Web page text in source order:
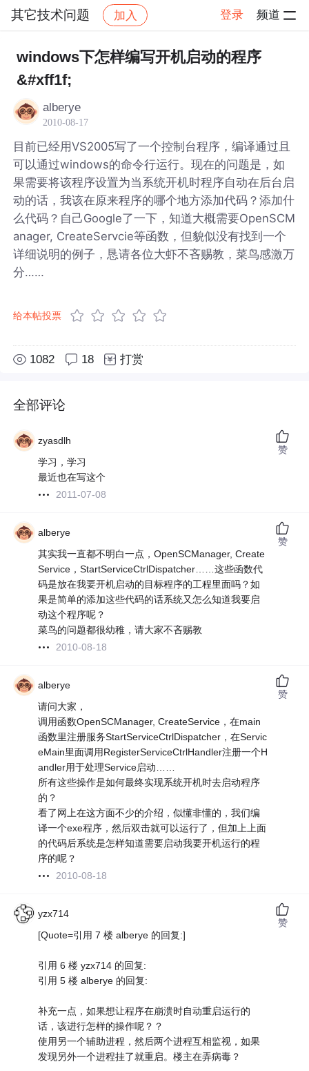
其它技术问题 加入 登录 频道
社区 其它技术问题 帖子详情
windows下怎样编写开机启动的程序
&#xff1f;
alberye
2010-08-17
目前已经用VS2005写了一个控制台程序，编译通过且
可以通过windows的命令行运行。现在的问题是，如
果需要将该程序设置为当系统开机时程序自动在后台启
动的话，我该在原来程序的哪个地方添加代码？添加什
么代码？自己Google了一下，知道大概需要OpenSCM
anager, CreateServcie等函数，但貌似没有找到一个
详细说明的例子，恳请各位大虾不吝赐教，菜鸟感激万
分……
给本帖投票
1082 18 打赏
全部评论
zyasdlh
学习，学习
最近也在写这个
2011-07-08
赞
alberye
其实我一直都不明白一点，OpenSCManager, Create
Service，StartServiceCtrlDispatcher……这些函数代
码是放在我要开机启动的目标程序的工程里面吗？如
果是简单的添加这些代码的话系统又怎么知道我要启
动这个程序呢？
菜鸟的问题都很幼稚，请大家不吝赐教
2010-08-18
赞
alberye
请问大家，
调用函数OpenSCManager, CreateService，在main
函数里注册服务StartServiceCtrlDispatcher，在Servic
eMain里面调用RegisterServiceCtrlHandler注册一个H
andler用于处理Service启动……
所有这些操作是如何最终实现系统开机时去启动程序
的？
看了网上在这方面不少的介绍，似懂非懂的，我们编
译一个exe程序，然后双击就可以运行了，但加上上面
的代码后系统是怎样知道需要启动我要开机运行的程
序的呢？
2010-08-18
赞
yzx714
[Quote=引用 7 楼 alberye 的回复:]
引用 6 楼 yzx714 的回复:
引用 5 楼 alberye 的回复:
补充一点，如果想让程序在崩溃时自动重启运行的
话，该进行怎样的操作呢？？
使用另一个辅助进程，然后两个进程互相监视，如果
发现另外一个进程挂了就重启。楼主在弄病毒？
赞